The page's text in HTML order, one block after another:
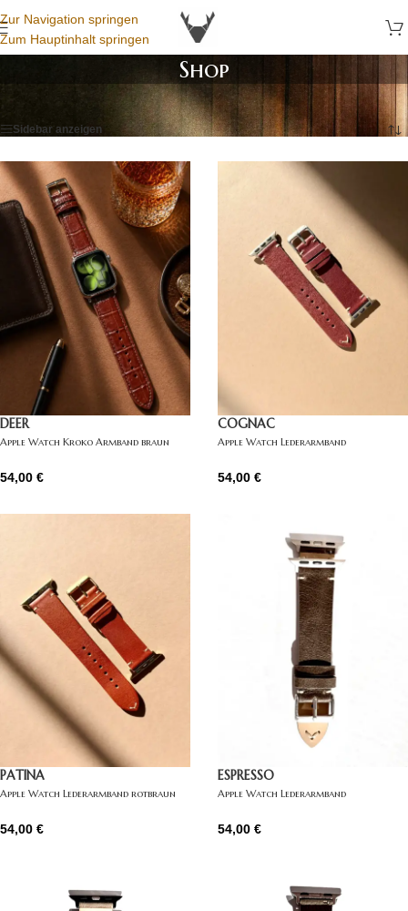
Zur Navigation springen
Zum Hauptinhalt springen
Shop
Sidebar anzeigen
DEER
Apple Watch Kroko Armband braun
54,00 €
COGNAC
Apple Watch Lederarmband
54,00 €
PATINA
Apple Watch Lederarmband rotbraun
54,00 €
ESPRESSO
Apple Watch Lederarmband
54,00 €